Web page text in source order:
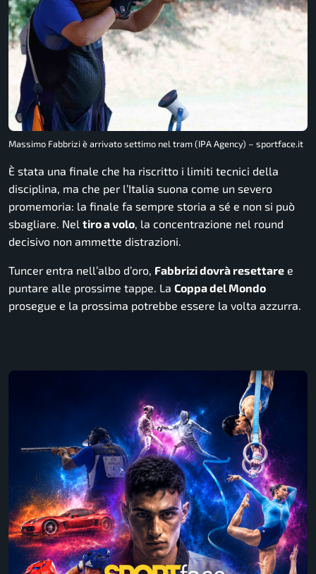
Massimo Fabbrizi è arrivato settimo nel tram (IPA Agency) – sportface.it
È stata una finale che ha riscritto i limiti tecnici della
disciplina, ma che per l’Italia suona come un severo
promemoria: la finale fa sempre storia a sé e non si può
sbagliare. Nel tiro a volo, la concentrazione nel round
decisivo non ammette distrazioni.
Tuncer entra nell’albo d’oro, Fabbrizi dovrà resettare e
puntare alle prossime tappe. La Coppa del Mondo
prosegue e la prossima potrebbe essere la volta azzurra.